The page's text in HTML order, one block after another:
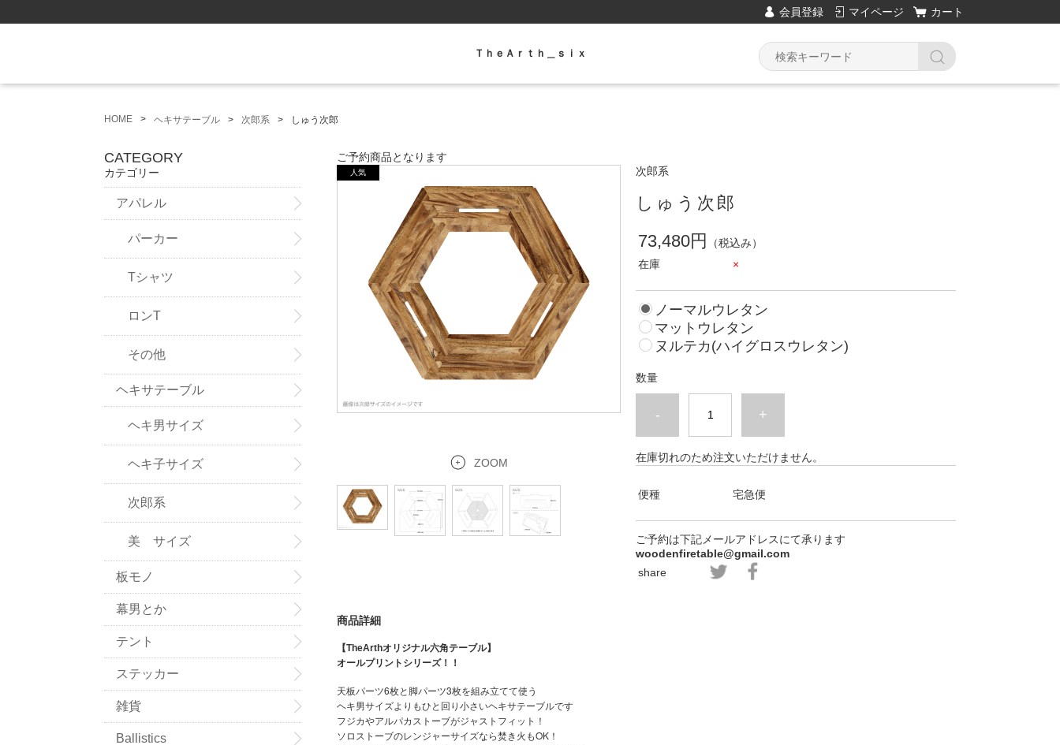
会員登録 マイページ カート
ＴｈｅＡｒｔｈ＿ｓｉｘ
HOME ヘキサテーブル 次郎系 しゅう次郎
ご予約商品となります
ZOOM
次郎系
しゅう次郎
73,480円
（税込み）
在庫
×
ノーマルウレタン
マットウレタン
ヌルテカ(ハイグロスウレタン)
数量
- +
在庫切れのため注文いただけません。
便種 宅急便
ご予約は下記メールアドレスにて承ります
woodenfiretable@gmail.com
share
商品詳細
【TheArthオリジナル六角テーブル】
オールプリントシリーズ！！
天板パーツ6枚と脚パーツ3枚を組み立てて使う
ヘキ男サイズよりもひと回り小さいヘキサテーブルです
フジカやアルパカストーブがジャストフィット！
ソロストーブのレンジャーサイズなら焚き火もOK！
CATEGORY
カテゴリー
アパレル
パーカー
Tシャツ
ロンT
その他
ヘキサテーブル
ヘキ男サイズ
ヘキ子サイズ
次郎系
美 サイズ
板モノ
幕男とか
テント
ステッカー
雑貨
Ballistics